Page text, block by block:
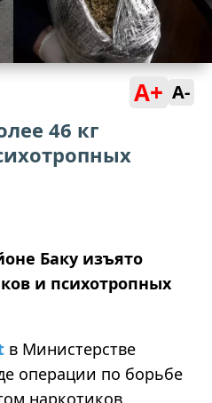
A+ A-
46 кг
Баку изъято
и психотропных
в Министерстве
операции по борьбе
наркотиков